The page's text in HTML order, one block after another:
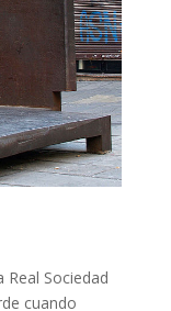
Real Sociedad
cuando